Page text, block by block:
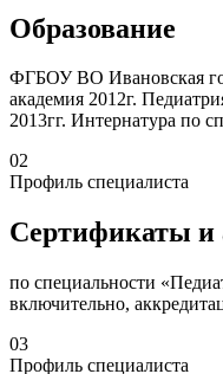
Образование
ФГБОУ ВО Ивановская
академия 2012г.
2013гг. Интернатура по
02
Профиль специалиста
Сертификаты и
по специальности
включительно,
03
Профиль специалиста